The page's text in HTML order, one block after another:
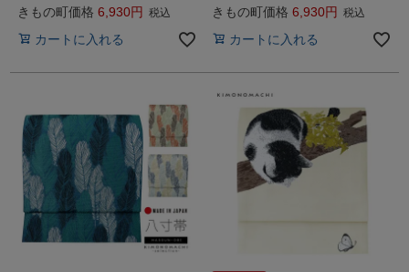
きもの町価格 6,930 税込
カートに入れる
きもの町価格 6,930 税込
カートに入れる